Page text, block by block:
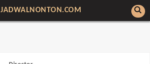
JADWALNONTON.COM